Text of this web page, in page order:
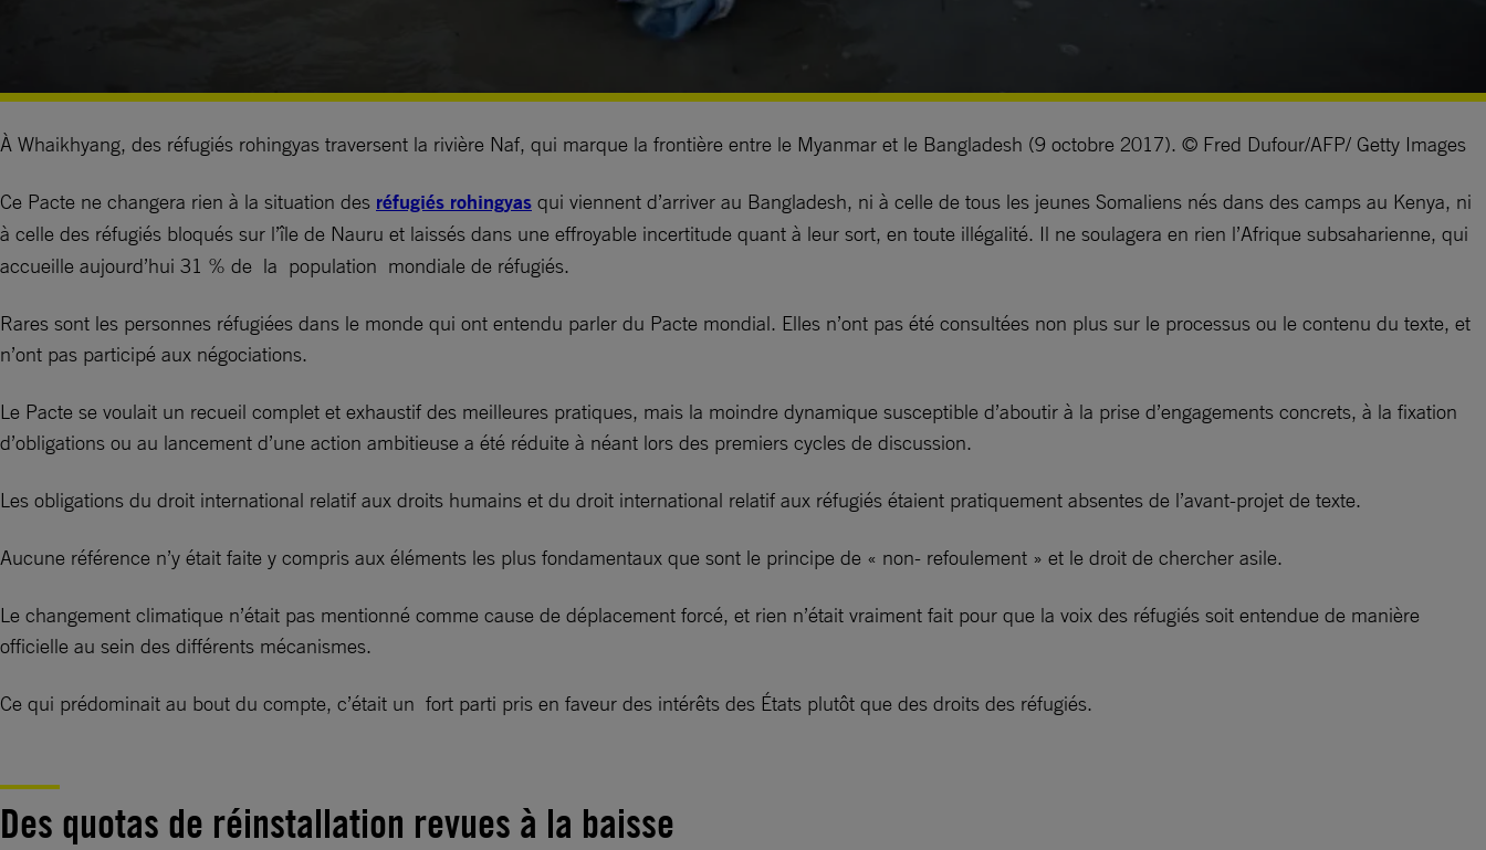
À Whaikhyang, des réfugiés rohingyas traversent la rivière Naf, qui marque la frontière entre le Myanmar et le Bangladesh (9 octobre 2017). © Fred Dufour/AFP/ Getty Images
Ce Pacte ne changera rien à la situation des réfugiés rohingyas qui viennent d’arriver au Bangladesh, ni à celle de tous les jeunes Somaliens nés dans des camps au Kenya, ni
à celle des réfugiés bloqués sur l’île de Nauru et laissés dans une effroyable incertitude quant à leur sort, en toute illégalité. Il ne soulagera en rien l’Afrique subsaharienne, qui
accueille aujourd’hui 31 % de la population mondiale de réfugiés.
Rares sont les personnes réfugiées dans le monde qui ont entendu parler du Pacte mondial. Elles n’ont pas été consultées non plus sur le processus ou le contenu du texte, et
n’ont pas participé aux négociations.
Le Pacte se voulait un recueil complet et exhaustif des meilleures pratiques, mais la moindre dynamique susceptible d’aboutir à la prise d’engagements concrets, à la fixation
d’obligations ou au lancement d’une action ambitieuse a été réduite à néant lors des premiers cycles de discussion.
Les obligations du droit international relatif aux droits humains et du droit international relatif aux réfugiés étaient pratiquement absentes de l’avant-projet de texte.
Aucune référence n’y était faite y compris aux éléments les plus fondamentaux que sont le principe de « non- refoulement » et le droit de chercher asile.
Le changement climatique n’était pas mentionné comme cause de déplacement forcé, et rien n’était vraiment fait pour que la voix des réfugiés soit entendue de manière
officielle au sein des différents mécanismes.
Ce qui prédominait au bout du compte, c’était un fort parti pris en faveur des intérêts des États plutôt que des droits des réfugiés.
Des quotas de réinstallation revues à la baisse